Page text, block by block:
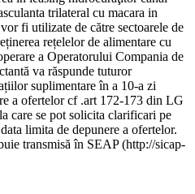
trilateral cu macara in
fi utilizate de către sectoarele de
rețelelor de alimentare cu
a Operatorului Compania de
va răspunde tuturor
suplimentare în a 10-a zi
a ofertelor cf .art 172-173 din LG
care se pot solicita clarificari pe
limita de depunere a ofertelor.
transmisă în SEAP (http://sicap-